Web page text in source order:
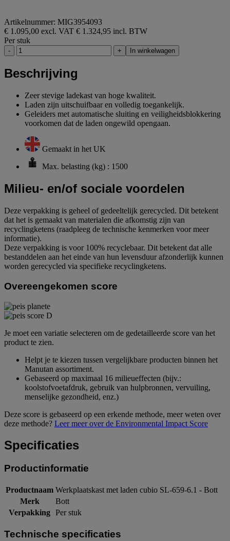
Artikelnummer: MIG3954093
€ 1.095,00 excl. VAT € 1.324,95 incl. BTW
Per stuk
- + In winkelwagen
Beschrijving
Zeer stevige ladekast van hoge kwaliteit.
Laden zijn uitschuifbaar en volledig toegankelijk.
Geleiders met automatische sluiting en veiligheidsblokkering
voorkomen dat de laden ongewild opengaan.
Gemaakt in het UK
Max. belasting (kg) : 1500
Milieu- en/of sociale voordelen
Deze verpakking is geheel of gedeeltelijk gerecycled. Dit betekent
dat het is gemaakt van materialen die afkomstig zijn van
recyclingketens (raadpleeg de technische kenmerken voor meer
informatie).
Deze verpakking is voor 100% recyclebaar. Dit betekent dat alle
bestanddelen aan het einde van hun levensduur afzonderlijk kunnen
worden gerecycled via specifieke recyclingketens.
Overeengekomen score
Je moet een variatie selecteren om de gedetailleerde score van het
product te zien.
Helpt je te kiezen tussen vergelijkbare producten binnen het
Manutan assortiment.
Gebaseerd op maximaal 16 milieueffecten (bijv.:
koolstofvoetafdruk, gebruik van hulpbronnen, vervuiling,
menselijke gezondheid, enz.)
Deze score is gebaseerd op een erkende methode, meer weten over
deze methode? Leer meer over de Environmental Impact Score
Specificaties
Productinformatie
Productnaam Werkplaatskast met laden cubio SL-659-6.1 - Bott
Merk
Bott
Verpakking Per stuk
Technische specificaties